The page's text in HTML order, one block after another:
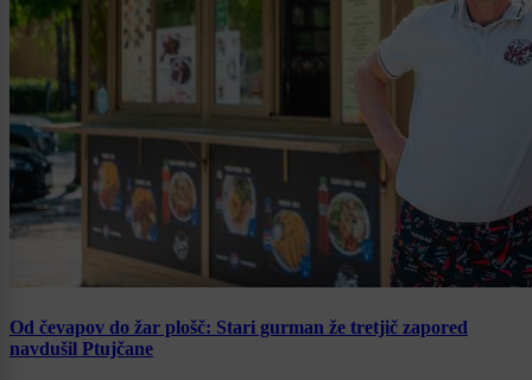
Od čevapov do žar plošč: Stari gurman že tretjič zapored
navdušil Ptujčane